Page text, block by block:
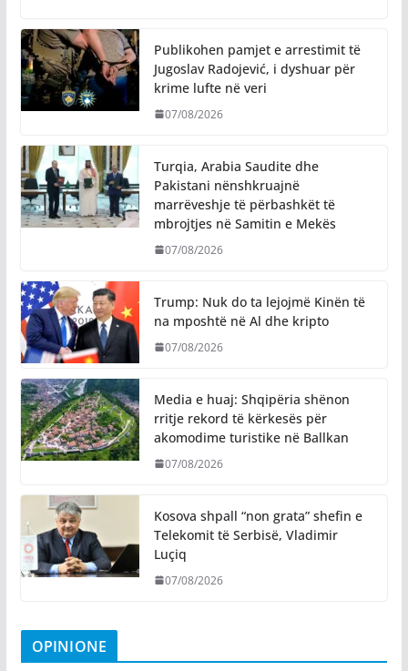
Publikohen pamjet e arrestimit të
Jugoslav Radojević, i dyshuar për
krime lufte në veri
07/08/2026
Turqia, Arabia Saudite dhe
Pakistani nënshkruajnë
marrëveshje të përbashkët të
mbrojtjes në Samitin e Mekës
07/08/2026
Trump: Nuk do ta lejojmë Kinën të
na mposhtë në Al dhe kripto
07/08/2026
Media e huaj: Shqipëria shënon
rritje rekord të kërkesës për
akomodime turistike në Ballkan
07/08/2026
Kosova shpall “non grata” shefin e
Telekomit të Serbisë, Vladimir
Luçiq
07/08/2026
OPINIONE